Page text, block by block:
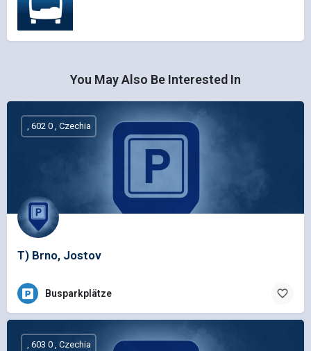
You May Also Be Interested In
T) Brno, Jostov
, 602 0 , Czechia
Busparkplätze
, 603 0 , Czechia